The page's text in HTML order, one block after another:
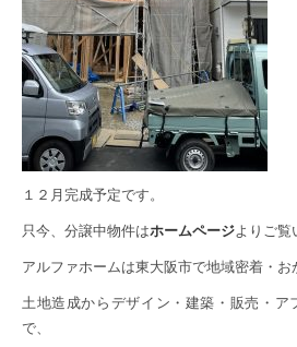
１２月完成予定です。
只今、分譲中物件はホームページよりご覧
アルファホームは東大阪市で地域密着・お
土地造成からデザイン・建築・販売・ア
で、